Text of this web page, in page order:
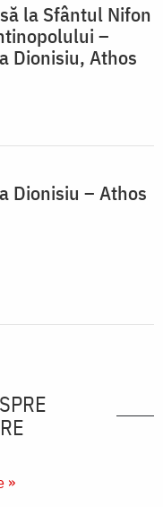
la Sfântul Nifon
–
Dionisiu, Athos
Dionisiu – Athos
»